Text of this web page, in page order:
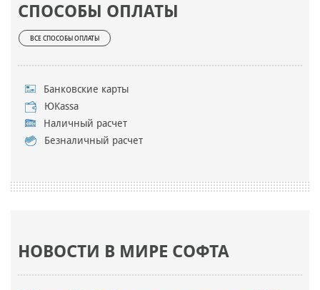
СПОСОБЫ ОПЛАТЫ
ВСЕ СПОСОБЫ ОПЛАТЫ
Банковские карты
ЮKassa
Наличный расчет
Безналичный расчет
НОВОСТИ В МИРЕ СОФТА